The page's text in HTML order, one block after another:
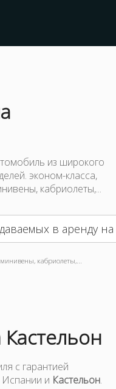
из широкого
эконом-класса,
кабриолеты,...
в аренду
кабриолеты,...
с гарантией
Испании и Кастельон.